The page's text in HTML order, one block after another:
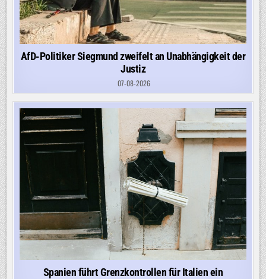
AfD-Politiker Siegmund zweifelt an Unabhängigkeit der
Justiz
07-08-2026
Spanien führt Grenzkontrollen für Italien ein